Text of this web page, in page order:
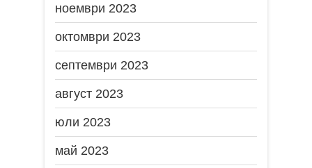
ноември 2023
октомври 2023
септември 2023
август 2023
юли 2023
май 2023